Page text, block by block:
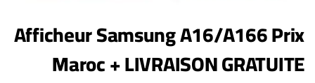
Afficheur Samsung A16/A166 Prix
Maroc + LIVRAISON GRATUITE